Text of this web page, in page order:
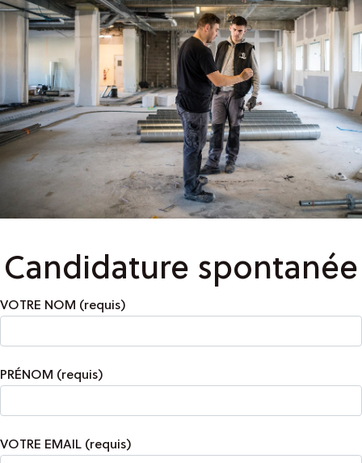
Candidature spontanée
VOTRE NOM (requis)
PRÉNOM (requis)
VOTRE EMAIL (requis)